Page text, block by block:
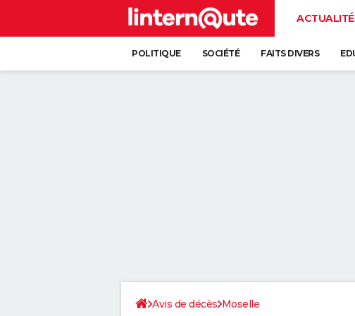
POLITIQUE SOCIÉTÉ FAITS DIVERS
Avis de décès Moselle